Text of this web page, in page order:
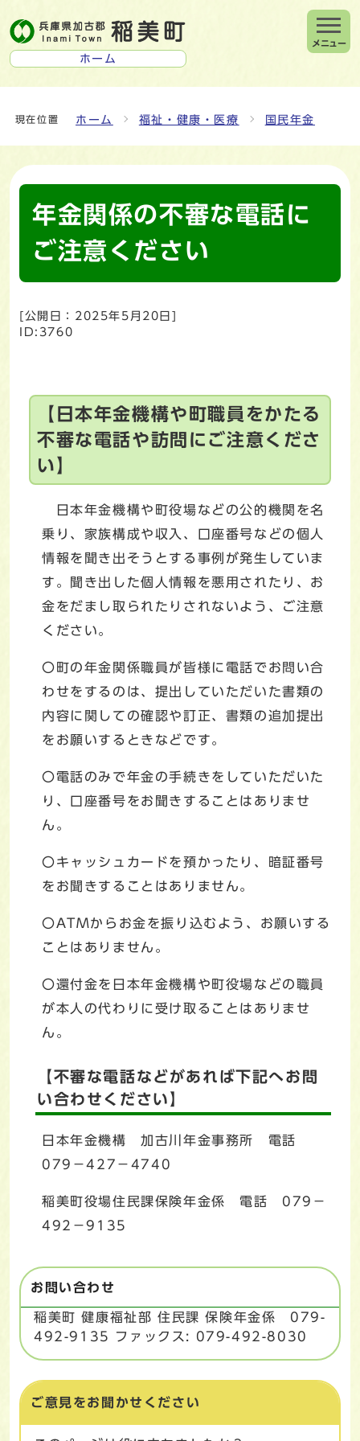
ホーム
メニュー
現在位置 ホーム 福祉・健康・医療 国民年金
年金関係の不審な電話に
ご注意ください
[公開日： 2025年5月20日 ]
ID:3760
【日本年金機構や町職員をかたる
不審な電話や訪問にご注意くださ
い】
日本年金機構や町役場などの公的機関を名
乗り、家族構成や収入、口座番号などの個人
情報を聞き出そうとする事例が発生していま
す。聞き出した個人情報を悪用されたり、お
金をだまし取られたりされないよう、ご注意
ください。
〇町の年金関係職員が皆様に電話でお問い合
わせをするのは、提出していただいた書類の
内容に関しての確認や訂正、書類の追加提出
をお願いするときなどです。
〇電話のみで年金の手続きをしていただいた
り、口座番号をお聞きすることはありませ
ん。
〇キャッシュカードを預かったり、暗証番号
をお聞きすることはありません。
〇ATMからお金を振り込むよう、お願いする
ことはありません。
〇還付金を日本年金機構や町役場などの職員
が本人の代わりに受け取ることはありませ
ん。
【不審な電話などがあれば下記へお問
い合わせください】
日本年金機構 加古川年金事務所 電話
079－427－4740
稲美町役場住民課保険年金係 電話 079－
492－9135
お問い合わせ
稲美町 健康福祉部 住民課 保険年金係 079-
492-9135 ファックス: 079-492-8030
ご意見をお聞かせください